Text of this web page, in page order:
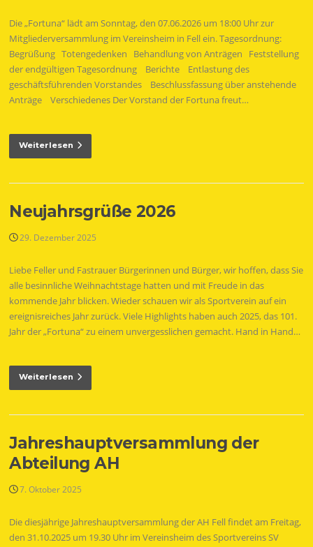
Die „Fortuna“ lädt am Sonntag, den 07.06.2026 um 18:00 Uhr zur
Mitgliederversammlung im Vereinsheim in Fell ein. Tagesordnung:
Begrüßung Totengedenken Behandlung von Anträgen Feststellung
der endgültigen Tagesordnung Berichte Entlastung des
geschäftsführenden Vorstandes Beschlussfassung über anstehende
Anträge Verschiedenes Der Vorstand der Fortuna freut…
Weiterlesen
Neujahrsgrüße 2026
29. Dezember 2025
Liebe Feller und Fastrauer Bürgerinnen und Bürger, wir hoffen, dass Sie
alle besinnliche Weihnachtstage hatten und mit Freude in das
kommende Jahr blicken. Wieder schauen wir als Sportverein auf ein
ereignisreiches Jahr zurück. Viele Highlights haben auch 2025, das 101.
Jahr der „Fortuna“ zu einem unvergesslichen gemacht. Hand in Hand…
Weiterlesen
Jahreshauptversammlung der
Abteilung AH
7. Oktober 2025
Die diesjährige Jahreshauptversammlung der AH Fell findet am Freitag,
den 31.10.2025 um 19.30 Uhr im Vereinsheim des Sportvereins SV